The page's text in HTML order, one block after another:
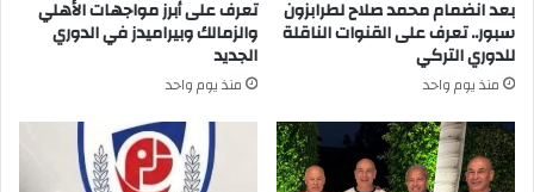
بعد انضمام محمد صلاح لطرابزون
سبور.. تعرف على القنوات الناقلة
للدوري التركي
منذ يوم واحد
تعرف على أبرز مواجهات الأهلي
والزمالك وبيراميدز في الدوري
الجديد
منذ يوم واحد